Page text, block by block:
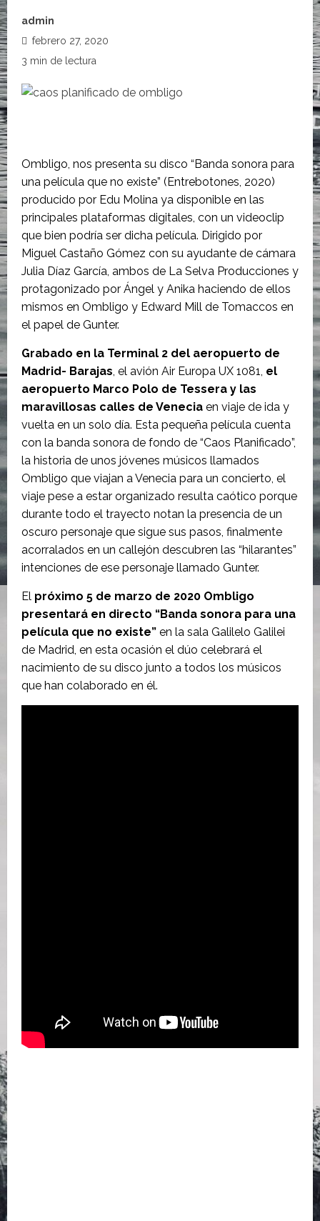
admin
febrero 27, 2020
3 min de lectura
Ombligo, nos presenta su disco “Banda sonora para
una película que no existe” (Entrebotones, 2020)
producido por Edu Molina ya disponible en las
principales plataformas digitales, con un videoclip
que bien podría ser dicha película. Dirigido por
Miguel Castaño Gómez con su ayudante de cámara
Julia Díaz García, ambos de La Selva Producciones y
protagonizado por Ángel y Anika haciendo de ellos
mismos en Ombligo y Edward Mill de Tomaccos en
el papel de Gunter.
Grabado en la Terminal 2 del aeropuerto de
Madrid- Barajas, el avión Air Europa UX 1081, el
aeropuerto Marco Polo de Tessera y las
maravillosas calles de Venecia en viaje de ida y
vuelta en un solo día. Esta pequeña película cuenta
con la banda sonora de fondo de “Caos Planificado”,
la historia de unos jóvenes músicos llamados
Ombligo que viajan a Venecia para un concierto, el
viaje pese a estar organizado resulta caótico porque
durante todo el trayecto notan la presencia de un
oscuro personaje que sigue sus pasos, finalmente
acorralados en un callejón descubren las “hilarantes”
intenciones de ese personaje llamado Gunter.
El próximo 5 de marzo de 2020 Ombligo
presentará en directo “Banda sonora para una
película que no existe” en la sala Galilelo Galilei
de Madrid, en esta ocasión el dúo celebrará el
nacimiento de su disco junto a todos los músicos
que han colaborado en él.